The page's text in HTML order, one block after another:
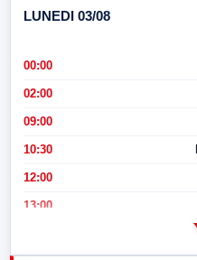
LUNEDI 03/08
00:00
02:00
09:00
10:30
12:00
13:00